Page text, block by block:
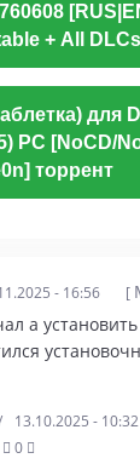
+ All
для
PC [NoCD/
торрент
- 16:56 [
а
13.10.2025 - 10:32
0